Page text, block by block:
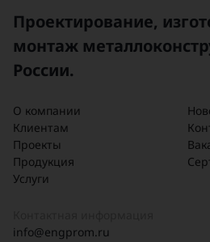
Проектирование,
монтаж
России.
О компании
Клиентам
Проекты
Продукция
Услуги
info@engprom.ru